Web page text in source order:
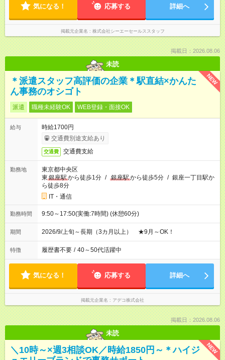
気になる！ 応募する 詳細へ
掲載元企業名 株式会社シーエーセールススタッフ
掲載日：2026.08.06
未読
NEW
＊派遣スタッフ高評価の企業＊駅直結×かんた
ん事務のオシゴト
派遣 職種未経験OK WEB登録・面接OK
給与
時給1700円
交通費別途支給あり
交通費 交通費支給
勤務地
東京都中央区
東 銀座駅から徒歩1分 / 銀座駅から徒歩5分 / 銀座一丁目駅か
ら徒歩8分
IT・通信
勤務時間 9:50～17:50(実働:7時間) (休憩60分)
期間 2026/9/上旬～長期（3カ月以上） ★9月～OK！
特徴 履歴書不要 / 40～50代活躍中
気になる！ 応募する 詳細へ
掲載元企業名 アデコ株式会社
掲載日：2026.08.06
未読
NEW
＼10時～×週3相談OK／時給1850円～＊ハイジ